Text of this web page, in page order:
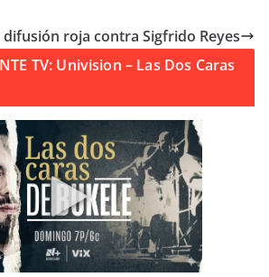
roja contra Sigfrido Reyes
TV: Univision – Las Dos Caras